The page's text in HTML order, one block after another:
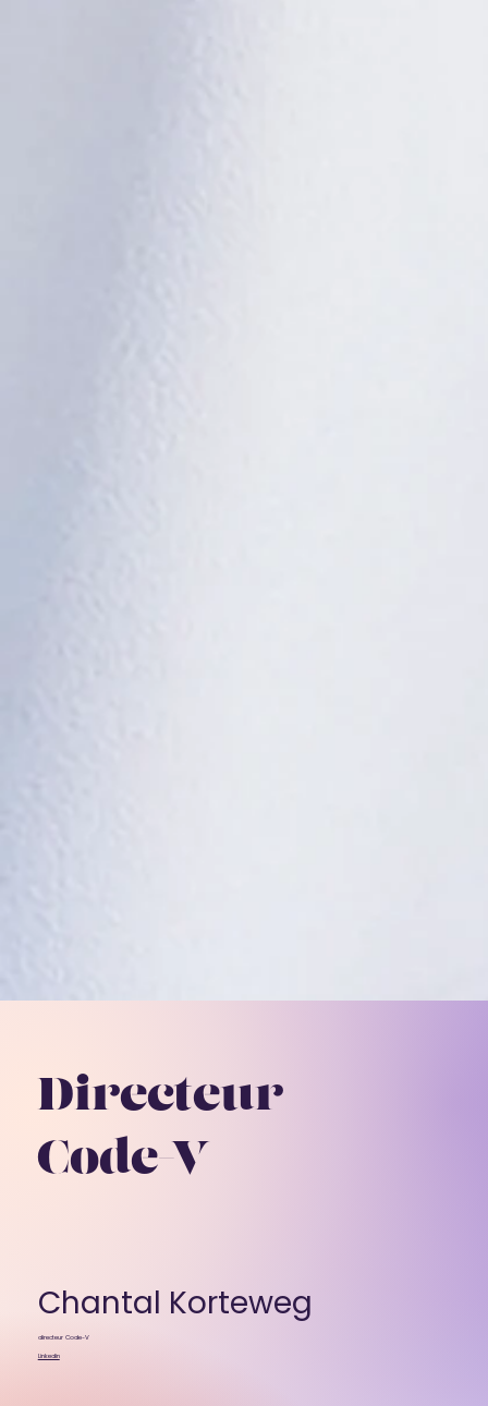
Directeur
Code-V
Chantal Korteweg
directeur Code-V
Linkedin